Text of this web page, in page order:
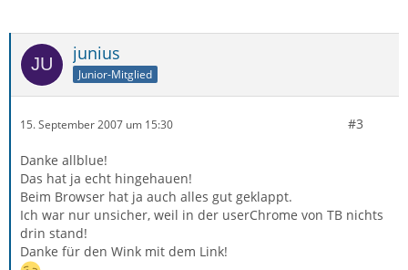
junius
Junior-Mitglied
15. September 2007 um 15:30 #3
Danke allblue!
Das hat ja echt hingehauen!
Beim Browser hat ja auch alles gut geklappt.
Ich war nur unsicher, weil in der userChrome von TB nichts
drin stand!
Danke für den Wink mit dem Link!